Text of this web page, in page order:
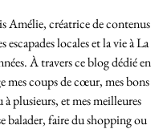
Amélie, créatrice de contenus
escapades locales et la vie à La
À travers ce blog dédié en
mes coups de cœur, mes bons
à plusieurs, et mes meilleures
balader, faire du shopping ou